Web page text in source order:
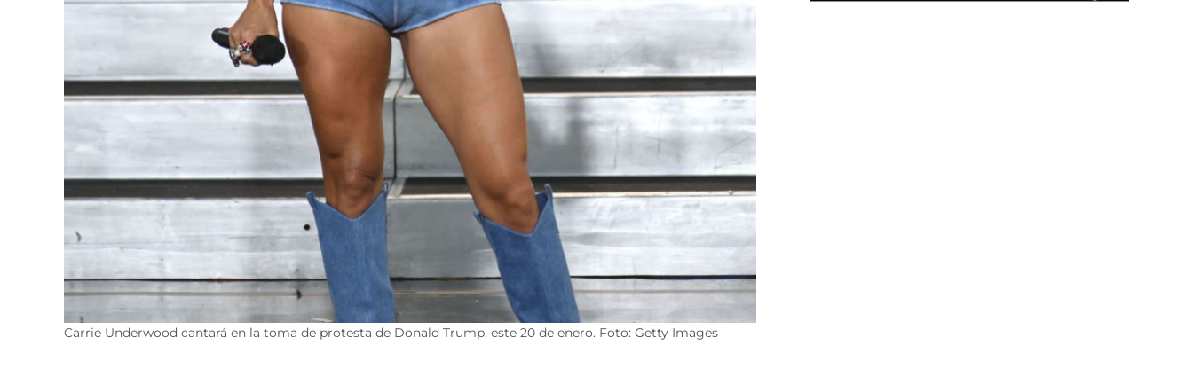
Carrie Underwood cantará en la toma de protesta de Donald Trump, este 20 de enero. Foto: Getty Images